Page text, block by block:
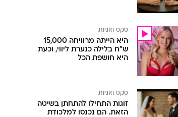
סקס וזוגיות
היא הייתה מרוויחה 15,000
ש"ח בלילה כנערת ליווי, וכעת
היא חושפת הכל
סקס וזוגיות
זוגות התחילו להתחתן בשיטה
הזאת. הם נכנסו למלכודת